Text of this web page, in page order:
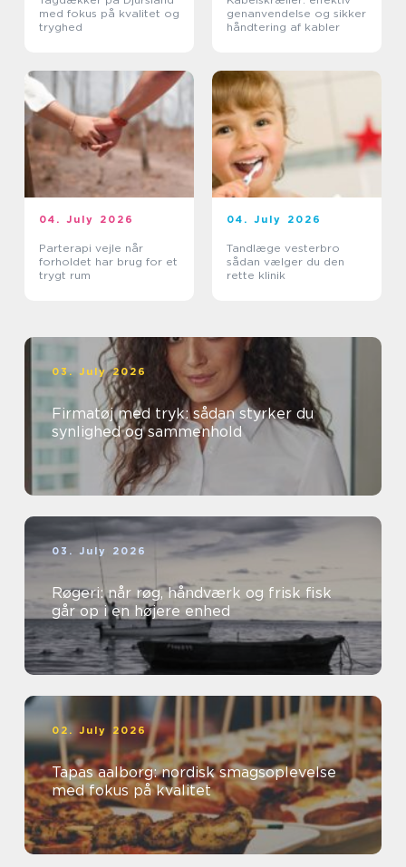
med fokus på kvalitet og
tryghed
genanvendelse og sikker
håndtering af kabler
04. July 2026
Parterapi vejle når
forholdet har brug for et
trygt rum
04. July 2026
Tandlæge vesterbro
sådan vælger du den
rette klinik
03. July 2026
Firmatøj med tryk: sådan styrker du
synlighed og sammenhold
03. July 2026
Røgeri: når røg, håndværk og frisk fisk
går op i en højere enhed
02. July 2026
Tapas aalborg: nordisk smagsoplevelse
med fokus på kvalitet